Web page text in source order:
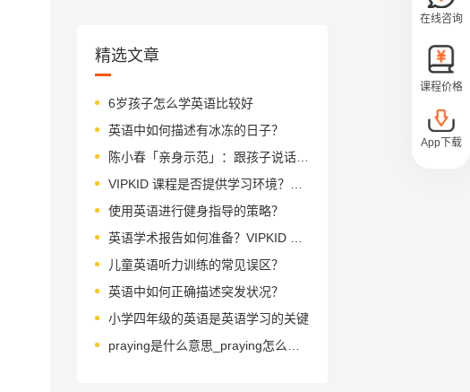
精选文章
6岁孩子怎么学英语比较好
英语中如何描述有冰冻的日子？
陈小春「亲身示范」：跟孩子说话，真没你想得那么简单！
使用英语进行健身指导的策略？
儿童英语听力训练的常见误区？
英语中如何正确描述突发状况？
小学四年级的英语是英语学习的关键
在线咨询
课程价格
App下载